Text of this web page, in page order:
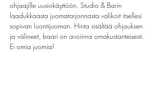
ohjaajille uusiokäyttöön. Studio & Barin
laadukkaasta juomatarjonnasta valikoit itsellesi
sopivan luontijuoman. Hinta sisältää ohjauksen
ja välineet, baari on avoinna omakustanteisesti.
Ei omia juomia!